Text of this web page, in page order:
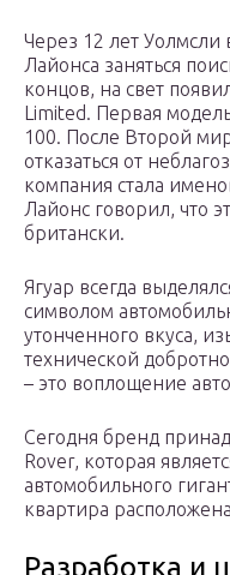
Через 12 лет Уолмсли
Лайонса заняться
концов, на свет
Limited. Первая
100. После Второй
отказаться от
компания стала
Лайонс говорил, что
британски.
Ягуар всегда
символом
утонченного вкуса,
технической
– это воплощение
Сегодня бренд
Rover, которая
автомобильного
квартира
Разработка и